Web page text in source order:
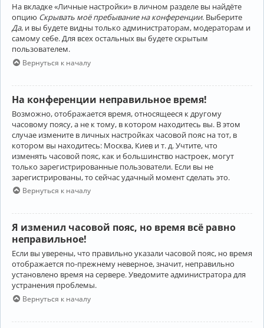
На вкладке «Личные настройки» в личном разделе вы найдёте
опцию Скрывать моё пребывание на конференции. Выберите
Да, и вы будете видны только администраторам, модераторам и
самому себе. Для всех остальных вы будете скрытым
пользователем.
Вернуться к началу
На конференции неправильное время!
Возможно, отображается время, относящееся к другому
часовому поясу, а не к тому, в котором находитесь вы. В этом
случае измените в личных настройках часовой пояс на тот, в
котором вы находитесь: Москва, Киев и т. д. Учтите, что
изменять часовой пояс, как и большинство настроек, могут
только зарегистрированные пользователи. Если вы не
зарегистрированы, то сейчас удачный момент сделать это.
Вернуться к началу
Я изменил часовой пояс, но время всё равно
неправильное!
Если вы уверены, что правильно указали часовой пояс, но время
отображается по-прежнему неверное, значит, неправильно
установлено время на сервере. Уведомите администратора для
устранения проблемы.
Вернуться к началу